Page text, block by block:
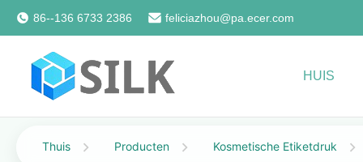
86--136 6733 2386 feliciazhou@pa.ecer.com
HUIS
Thuis Producten Kosmetische Etiketdruk